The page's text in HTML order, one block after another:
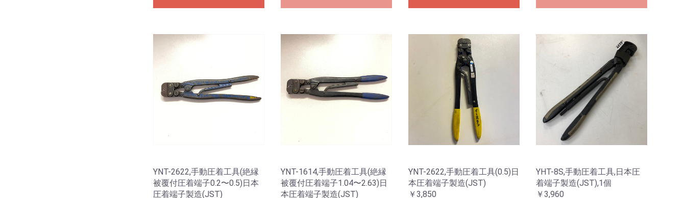
YNT-2622,手動圧着工具(絶縁
被覆付圧着端子0.2〜0.5)日本
圧着端子製造(JST)
YNT-1614,手動圧着工具(絶縁
被覆付圧着端子1.04〜2.63)日
本圧着端子製造(JST)
YNT-2622,手動圧着工具(0.5)日
本圧着端子製造(JST)
￥3,850
YHT-8S,手動圧着工具,日本圧
着端子製造(JST),1個
￥3,960